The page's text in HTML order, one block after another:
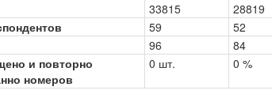
33815
28819
59
52
96
84
и повторно
номеров
0 шт. 0 %